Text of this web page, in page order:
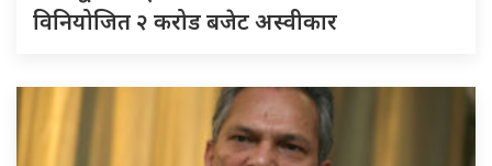
विनियोजित २ करोड बजेट अस्वीकार